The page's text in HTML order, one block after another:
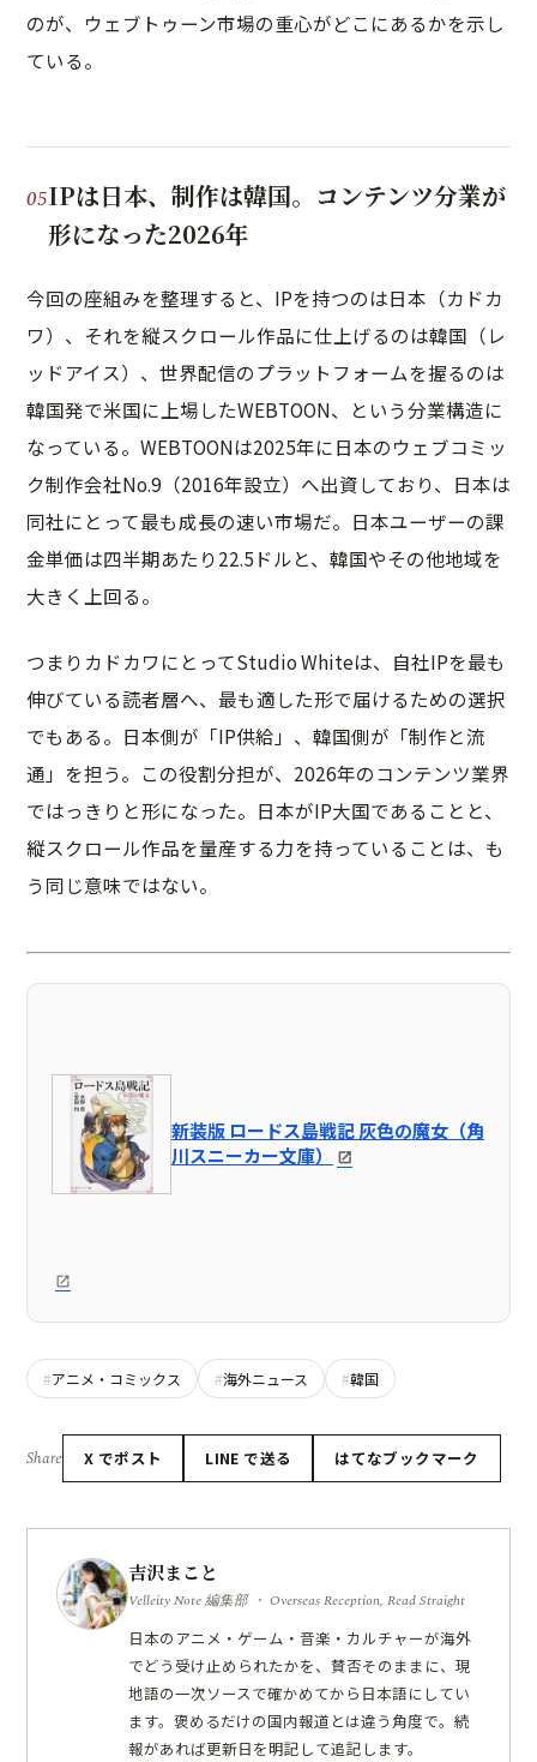
のが、ウェブトゥーン市場の重心がどこにあるかを示し
ている。
IPは日本、制作は韓国。コンテンツ分業が
形になった2026年
今回の座組みを整理すると、IPを持つのは日本（カドカ
ワ）、それを縦スクロール作品に仕上げるのは韓国（レ
ッドアイス）、世界配信のプラットフォームを握るのは
韓国発で米国に上場したWEBTOON、という分業構造に
なっている。WEBTOONは2025年に日本のウェブコミッ
ク制作会社No.9（2016年設立）へ出資しており、日本は
同社にとって最も成長の速い市場だ。日本ユーザーの課
金単価は四半期あたり22.5ドルと、韓国やその他地域を
大きく上回る。
つまりカドカワにとってStudio Whiteは、自社IPを最も
伸びている読者層へ、最も適した形で届けるための選択
でもある。日本側が「IP供給」、韓国側が「制作と流
通」を担う。この役割分担が、2026年のコンテンツ業界
ではっきりと形になった。日本がIP大国であることと、
縦スクロール作品を量産する力を持っていることは、も
う同じ意味ではない。
新装版 ロードス島戦記 灰色の魔女（角
川スニーカー文庫）
アニメ・コミックス 海外ニュース 韓国
Share X でポスト LINE で送る はてなブックマーク
吉沢まこと
Velleity Note 編集部 ・ Overseas Reception, Read Straight
日本のアニメ・ゲーム・音楽・カルチャーが海外
でどう受け止められたかを、賛否そのままに、現
地語の一次ソースで確かめてから日本語にしてい
ます。褒めるだけの国内報道とは違う角度で。続
報があれば更新日を明記して追記します。